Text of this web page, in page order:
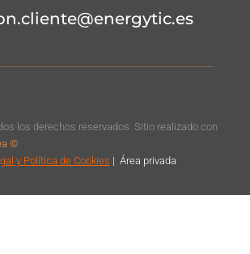
los derechos reservados. Sitio realizado con
©
y Política de Cookies | Área privada